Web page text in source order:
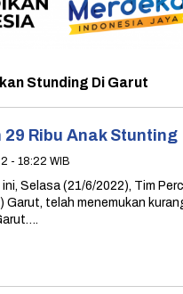
Stunding Di Garut
Ribu Anak Stunting
- 18:22 WIB
Selasa (21/6/2022), Tim
telah menemukan